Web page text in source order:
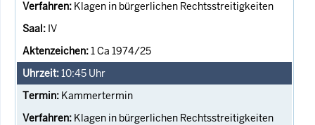
Klagen in bürgerlichen Rechtsstreitigkeiten
IV
1 Ca 1974/25
10:45 Uhr
Kammertermin
Klagen in bürgerlichen Rechtsstreitigkeiten